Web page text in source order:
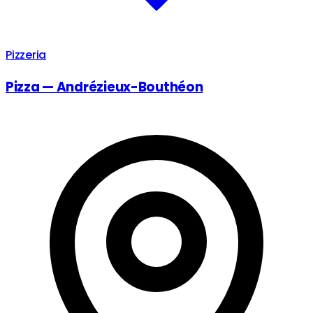
Pizzeria
Pizza — Andrézieux-Bouthéon